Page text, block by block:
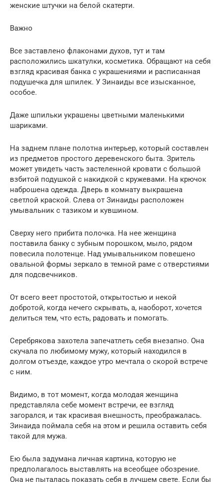
женские штучки на белой скатерти.
Важно
Все заставлено флаконами духов, тут и там
расположились шкатулки, косметика. Обращают на себя
взгляд красивая банка с украшениями и расписанная
подушечка для шпилек. У Зинаиды все изысканное,
особое.
Даже шпильки украшены цветными маленькими
шариками.
На заднем плане полотна интерьер, который составлен
из предметов простого деревенского быта. Зритель
может увидеть часть застеленной кровати с большой
взбитой подушкой с накидкой с кружевами. На крючок
наброшена одежда. Дверь в комнату выкрашена
светлой краской. Слева от Зинаиды расположен
умывальник с тазиком и кувшином.
Сверху него прибита полочка. На нее женщина
поставила банку с зубным порошком, мыло, рядом
повесила полотенце. Над умывальником повешено
овальной формы зеркало в темной раме с отверстиями
для подсвечников.
От всего веет простотой, открытостью и некой
добротой, когда нечего скрывать, а, наоборот, хочется
делиться тем, что есть, радовать и помогать.
Серебрякова захотела запечатлеть себя внезапно. Она
скучала по любимому мужу, который находился в
долгом отъезде, каждое утро мечтала о скорой встрече
с ним.
Видимо, в тот момент, когда молодая женщина
представляла себе момент встречи, ее взгляд
загорался, и так красивая внешность, преображалась.
Зинаида поймала себя на этом и решила оставить себя
такой для мужа.
Ею была задумана личная картина, которую не
предполагалось выставлять на всеобщее обозрение.
Она не пыталась показать себя в лучшем свете. Если бы